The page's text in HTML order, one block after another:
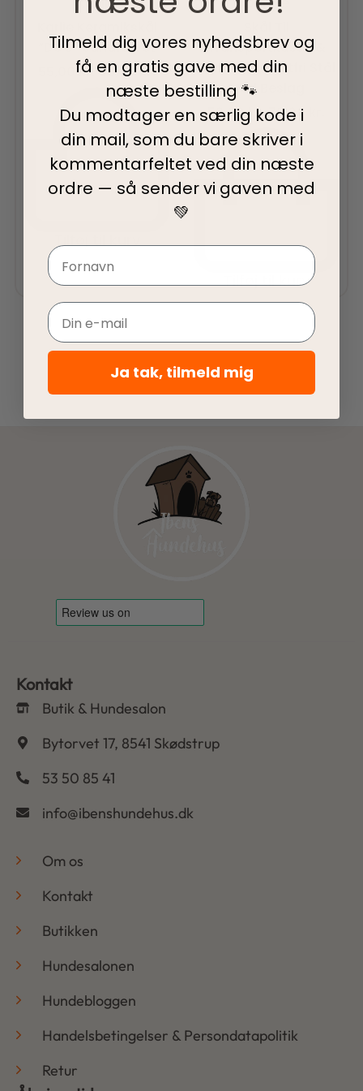
“DOG” sandfarvet
55,00kr. 95,00kr.
Transportkasse &
Hundebur Rustfri Stål
Med Beslag
59,00kr. 79,00
Tilføj til kurv
Kontakt
Butik & Hundesalon
Bytorvet 17, 8541 Skødstrup
53 50 85 41
info@ibenshundehus.dk
Om os
Kontakt
Butikken
Hundesalonen
Hundebloggen
Handelsbetingelser & Persondatapolitik
Retur
Tilmeld dig vores nyhedsbrev og
få en gratis gave med din
næste bestilling 🐾
Du modtager en særlig kode i
din mail, som du bare skriver i
kommentarfeltet ved din næste
ordre — så sender vi gaven med
💚
Navn
Email
Ja tak, tilmeld mig